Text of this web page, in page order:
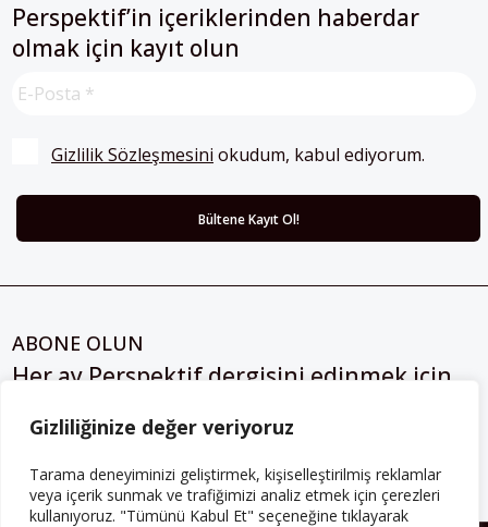
Gizliliğinize değer veriyoruz
Tarama deneyiminizi geliştirmek, kişiselleştirilmiş reklamlar
veya içerik sunmak ve trafiğimizi analiz etmek için çerezleri
kullanıyoruz. "Tümünü Kabul Et" seçeneğine tıklayarak
Perspektif’in içeriklerinden haberdar
olmak için kayıt olun
Gizlilik Sözleşmesini okudum, kabul ediyorum.
ABONE OLUN
Her ay Perspektif dergisini edinmek için